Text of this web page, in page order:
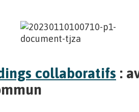
collaboratifs :